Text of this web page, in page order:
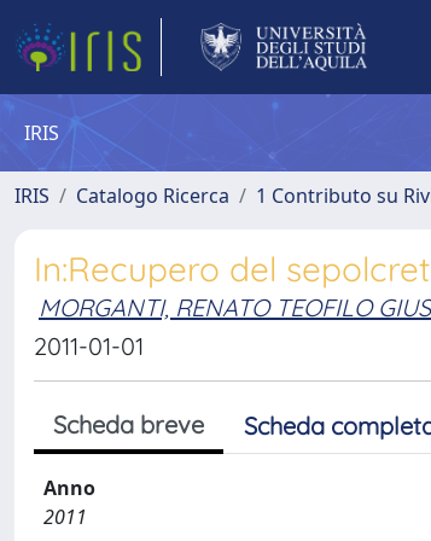
IRIS
IRIS Catalogo Ricerca 1 Contributo su
In:Recupero del
MORGANTI, RENATO TEOFILO
2011-01-01
Scheda breve Scheda
Anno
2011